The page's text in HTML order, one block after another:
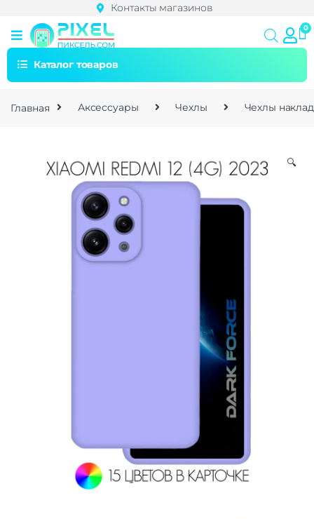
Контакты магазинов
Каталог товаров
Главная Аксессуары Чехлы Чехлы
🔍